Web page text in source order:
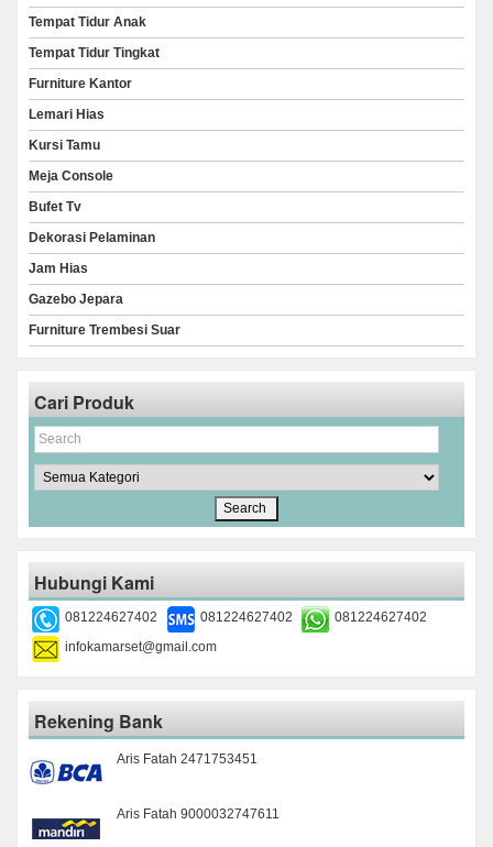
Tempat Tidur Anak
Tempat Tidur Tingkat
Furniture Kantor
Lemari Hias
Kursi Tamu
Meja Console
Bufet Tv
Dekorasi Pelaminan
Jam Hias
Gazebo Jepara
Furniture Trembesi Suar
Cari Produk
Hubungi Kami
081224627402 081224627402
081224627402
infokamarset@gmail.com
Rekening Bank
Aris Fatah 2471753451
Aris Fatah 9000032747611